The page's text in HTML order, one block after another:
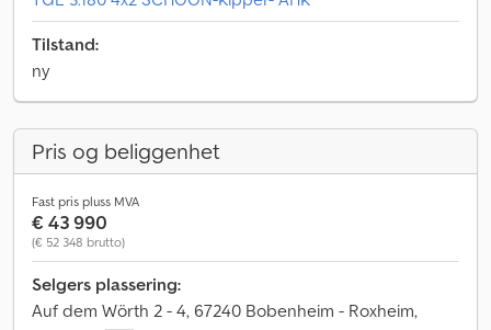
Tilstand:
ny
Pris og beliggenhet
Fast pris pluss MVA
€ 43 990
(€ 52 348 brutto)
Selgers plassering:
Auf dem Wörth 2 - 4, 67240 Bobenheim - Roxheim,